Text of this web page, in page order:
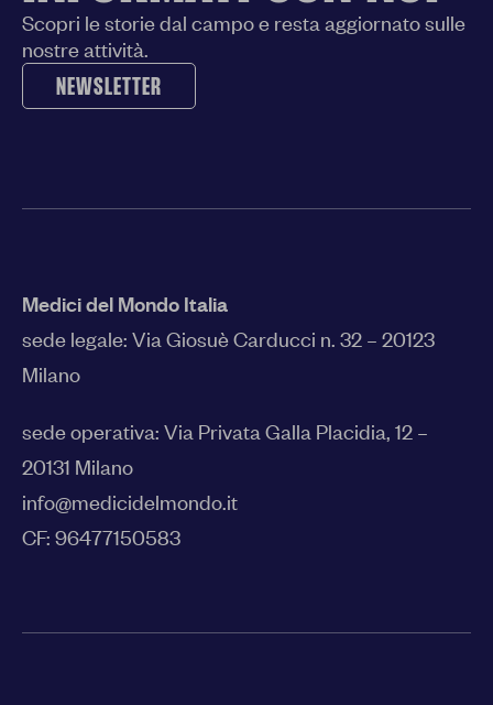
Scopri le storie dal campo e resta aggiornato sulle
nostre attività.
NEWSLETTER
Medici del Mondo Italia
sede legale: Via Giosuè Carducci n. 32 – 20123
Milano
sede operativa: Via Privata Galla Placidia, 12 –
20131 Milano
info@medicidelmondo.it
CF: 96477150583